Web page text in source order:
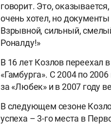
говорит. Это,
очень хотел, но
Взрывной, сильный,
Роналду!»
В 16 лет Козлов переехал
«Гамбурга». С 2004 по
за «Любек» и в 2007 году
В следующем сезоне
успеха – 3-го места в